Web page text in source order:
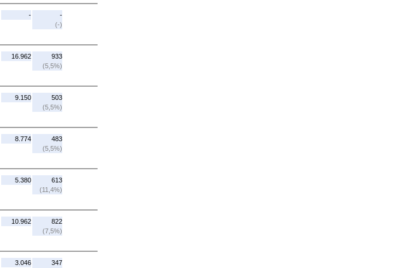
-
-
(-)
16.962
933
(5,5%)
9.150
503
(5,5%)
8.774
483
(5,5%)
5.380
613
(11,4%)
10.962
822
(7,5%)
3.046
347